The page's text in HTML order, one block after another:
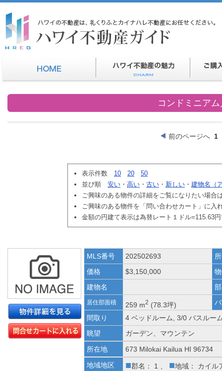
コンドミニア
前のページへ 1
表示件数 10 20
50
並び順 安い ・ 高い ・ 古い ・ 新しい ・ 建物名（
ご興味のある物件の詳細をご覧になりたい場合
ご興味のある物件を「問い合わせカート」に入
金額の円建て表示は為替レート１ドル=115.63
MLS番号 202502693
価格
$3,150,000
建物名
居住部面積 259 m2 (78.3坪)
間取り
4 ベッドルーム, 3/0 バスルー
眺望
ガーデン、マウンテン
所在地
673 Milokai Kailua HI 96734
地域地区
■郡名： 1 、 ■地域： カイル